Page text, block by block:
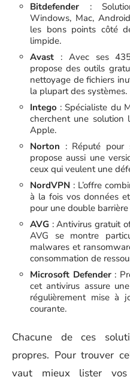
Bitdefender :
Windows, Mac,
les bons points côté
limpide.
Avast : Avec ses 435
propose des outils
nettoyage de fichiers
la plupart des systèmes.
Intego : Spécialiste du
cherchent une solution
Apple.
Norton : Réputé pour
propose aussi une
ceux qui veulent une
NordVPN : L’offre
à la fois vos données
pour une double
AVG : Antivirus gratuit
AVG se montre
malwares et
consommation de
Microsoft Defender:
cet antivirus assure
régulièrement mise à
courante.
Chacune de ces
propres. Pour trouver
vaut mieux lister vos